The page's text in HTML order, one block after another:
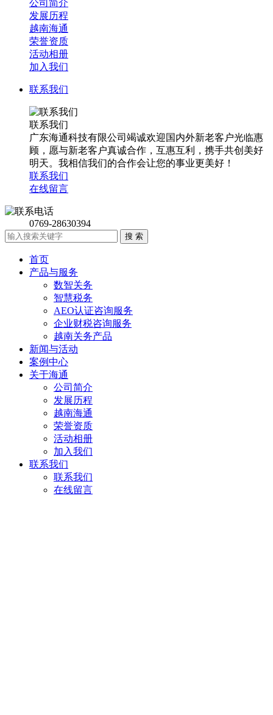
公司简介
发展历程
越南海通
荣誉资质
活动相册
加入我们
联系我们
联系我们
广东海通科技有限公司竭诚欢迎国内外新老客户光临惠
顾，愿与新老客户真诚合作，互惠互利，携手共创美好
明天。我相信我们的合作会让您的事业更美好！
联系我们
在线留言
0769-28630394
首页
产品与服务
数智关务
智慧税务
AEO认证咨询服务
企业财税咨询服务
越南关务产品
新闻与活动
案例中心
关于海通
公司简介
发展历程
越南海通
荣誉资质
活动相册
加入我们
联系我们
联系我们
在线留言